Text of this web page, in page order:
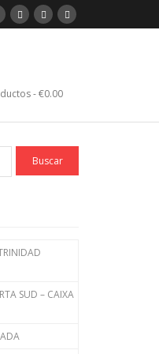
€0.00
SUD – CAIXA